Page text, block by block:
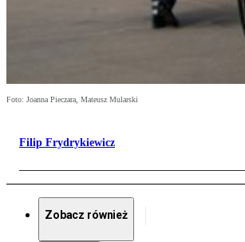
Foto: Joanna Pieczara, Mateusz Mularski
Filip Frydrykiewicz
Zobacz również